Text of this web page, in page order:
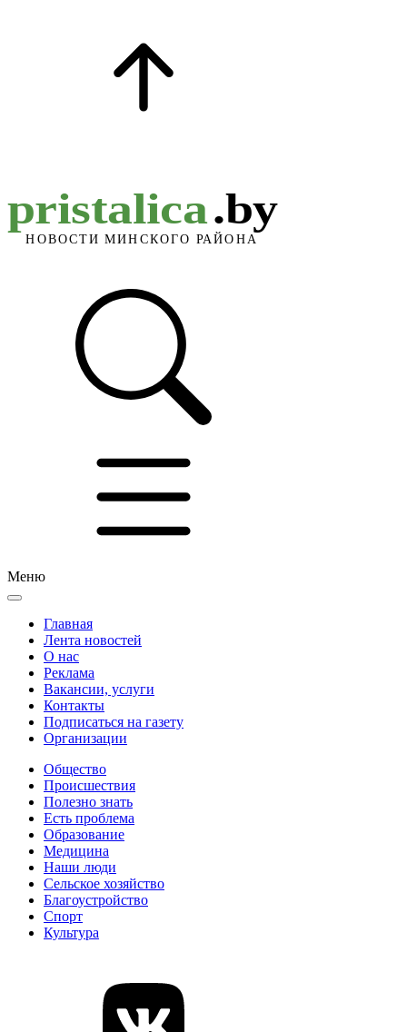
Меню
Главная
Лента новостей
О нас
Реклама
Вакансии, услуги
Контакты
Подписаться на газету
Организации
Общество
Происшествия
Полезно знать
Есть проблема
Образование
Медицина
Наши люди
Сельское хозяйство
Благоустройство
Спорт
Культура